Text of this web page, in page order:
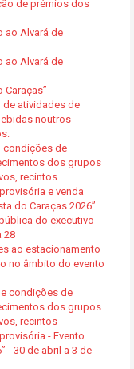
de prémios dos
ao Alvará de
ao Alvará de
Caraças” -
atividades de
noutros
condições de
dos grupos
recintos
e venda
do Caraças 2026”
do executivo
28
ao estacionamento
no âmbito do evento
e condições de
dos grupos
recintos
- Evento
- 30 de abril a 3 de